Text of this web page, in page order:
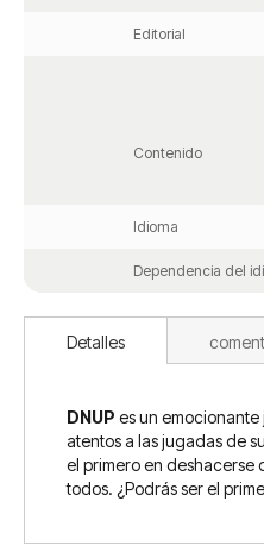
Editorial
Contenido
Idioma
Dependencia del
Detalles
DNUP es un
atentos a las jugadas de
el primero en deshacerse
todos. ¿Podrás ser el